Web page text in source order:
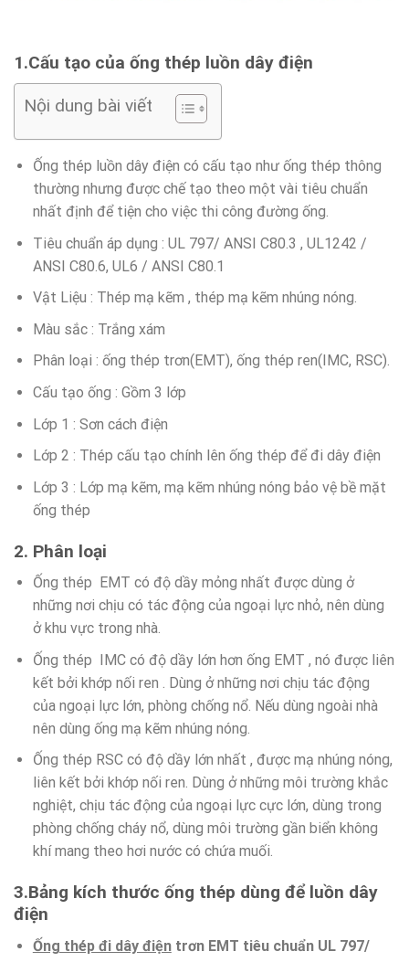
1.Cấu tạo của ống thép luồn dây điện
Nội dung bài viết
Ống thép luồn dây điện có cấu tạo như ống thép thông
thường nhưng được chế tạo theo một vài tiêu chuẩn
nhất định để tiện cho việc thi công đường ống.
Tiêu chuẩn áp dụng : UL 797/ ANSI C80.3 , UL1242 /
ANSI C80.6, UL6 / ANSI C80.1
Vật Liệu : Thép mạ kẽm , thép mạ kẽm nhúng nóng.
Màu sắc : Trắng xám
Phân loại : ống thép trơn(EMT), ống thép ren(IMC, RSC).
Cấu tạo ống : Gồm 3 lớp
Lớp 1 : Sơn cách điện
Lớp 2 : Thép cấu tạo chính lên ống thép để đi dây điện
Lớp 3 : Lớp mạ kẽm, mạ kẽm nhúng nóng bảo vệ bề mặt
ống thép
2. Phân loại
Ống thép EMT có độ dầy mỏng nhất được dùng ở
những nơi chịu có tác động của ngoại lực nhỏ, nên dùng
ở khu vực trong nhà.
Ống thép IMC có độ dầy lớn hơn ống EMT , nó được liên
kết bởi khớp nối ren . Dùng ở những nơi chịu tác động
của ngoại lực lớn, phòng chống nổ. Nếu dùng ngoài nhà
nên dùng ống mạ kẽm nhúng nóng.
Ống thép RSC có độ dầy lớn nhất , được mạ nhúng nóng,
liên kết bởi khớp nối ren. Dùng ở những môi trường khắc
nghiệt, chịu tác động của ngoại lực cực lớn, dùng trong
phòng chống cháy nổ, dùng môi trường gần biển không
khí mang theo hơi nước có chứa muối.
3.Bảng kích thước ống thép dùng để luồn dây
điện
Ống thép đi dây điệntrơn EMT tiêu chuẩn UL 797/